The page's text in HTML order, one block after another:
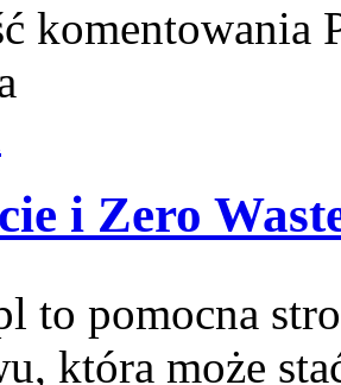
komentowania
i Zero
to pomocna
która może